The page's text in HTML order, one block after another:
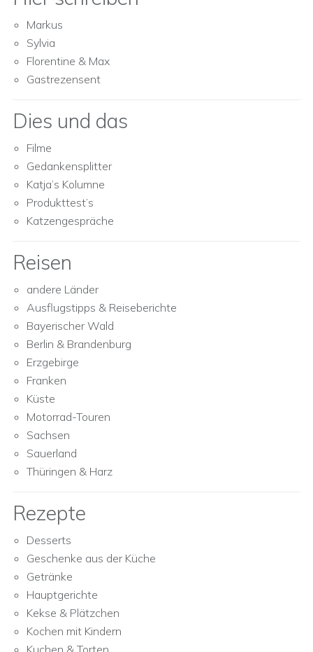
Markus
Sylvia
Florentine & Max
Gastrezensent
Dies und das
Filme
Gedankensplitter
Katja’s Kolumne
Produkttest’s
Katzengespräche
Reisen
andere Länder
Ausflugstipps & Reiseberichte
Bayerischer Wald
Berlin & Brandenburg
Erzgebirge
Franken
Küste
Motorrad-Touren
Sachsen
Sauerland
Thüringen & Harz
Rezepte
Desserts
Geschenke aus der Küche
Getränke
Hauptgerichte
Kekse & Plätzchen
Kochen mit Kindern
Kuchen & Torten